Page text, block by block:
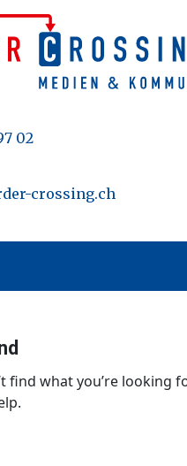
02
crossing.ch
find what you’re looking